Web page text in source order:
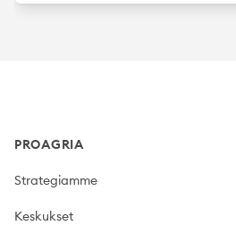
PROAGRIA
Strategiamme
Keskukset